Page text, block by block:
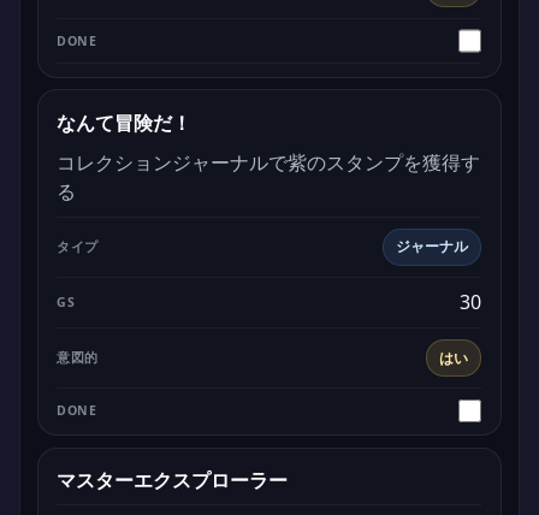
なんて冒険だ！
コレクションジャーナルで紫のスタンプを獲得す
る
ジャーナル
はい
30
マスターエクスプローラー